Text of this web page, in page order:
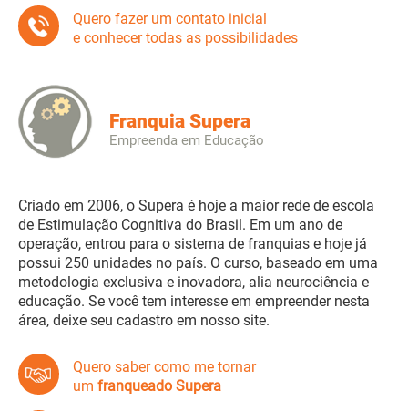
Quero fazer um contato inicial
e conhecer todas as possibilidades
Franquia Supera
Empreenda em Educação
Criado em 2006, o Supera é hoje a maior rede de escola
de Estimulação Cognitiva do Brasil. Em um ano de
operação, entrou para o sistema de franquias e hoje já
possui 250 unidades no país. O curso, baseado em uma
metodologia exclusiva e inovadora, alia neurociência e
educação. Se você tem interesse em empreender nesta
área, deixe seu cadastro em nosso site.
Quero saber como me tornar
um franqueado Supera